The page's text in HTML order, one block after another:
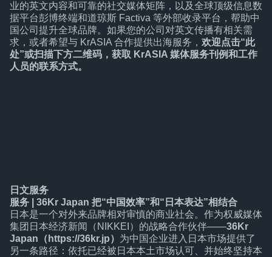
业的英文内容和可靠的社交媒体矩阵，以及全球顶级信息数
据平台彭博终端和道琼斯 Factiva 等外部收录平台，帮助中
国公司提升全球品牌。如果您的公司对英文传播有相关需
求，或者希望与 KrASIA 合作提供出海服务， 欢迎点击“此
处”或扫描下方二维码，获取 KrASIA 媒体服务刊例和工作
人员的联系方式。
日文服务
服务 | 36Kr Japan 把“中国效率”和“日本表达”相结合
日本是一个对外来品牌相对审慎的商业社会。作为权威媒体
集团日本经济新闻（NIKKEI）的战略合作伙伴——36Kr
Japan（https://36kr.jp） 为中国企业进入日本市场提供了
另一条路径：依托已经被日本本土市场认可、并始终坚持本